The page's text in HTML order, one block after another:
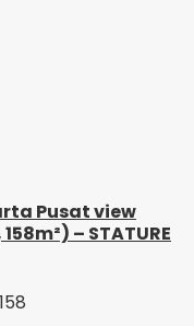
Pusat view
– STATURE